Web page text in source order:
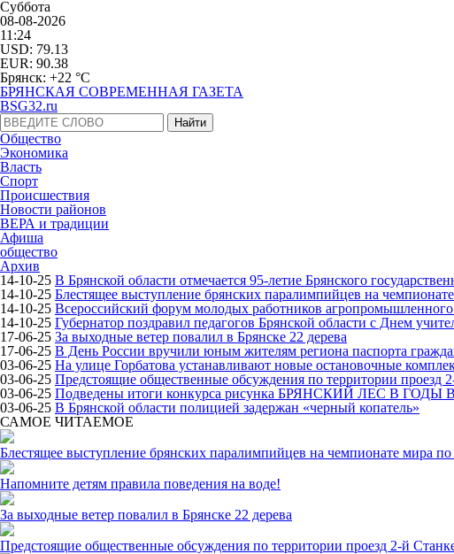
Суббота
08-08-2026
11:24
USD: 79.13
EUR: 90.38
Брянск: +22 °С
БРЯНСКАЯ СОВРЕМЕННАЯ ГАЗЕТА
BSG32.ru
Общество
Экономика
Власть
Спорт
Происшествия
Новости районов
ВЕРА и традиции
Афиша
общество
Архив
14-10-25 В Брянской области отмечается 95-летие Брянского
14-10-25 Блестящее выступление брянских паралимпийцев на
14-10-25 Всероссийский форум молодых работников агропромышленного
14-10-25 Губернатор поздравил педагогов Брянской области с Днем
17-06-25 За выходные ветер повалил в Брянске 22 дерева
17-06-25 В День России вручили юным жителям региона паспорта
03-06-25 На улице Горбатова устанавливают новые остановочные
03-06-25 Предстоящие общественные обсуждения по территории проезд
03-06-25 Подведены итоги конкурса рисунка БРЯНСКИЙ ЛЕС В ГОДЫ
03-06-25 В Брянской области полицией задержан «черный копатель»
САМОЕ ЧИТАЕМОЕ
Блестящее выступление брянских паралимпийцев на чемпионате мира по
Напомните детям правила поведения на воде!
За выходные ветер повалил в Брянске 22 дерева
Предстоящие общественные обсуждения по территории проезд 2-й